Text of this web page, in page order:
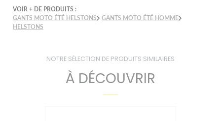
VOIR + DE PRODUITS :
GANTS MOTO ÉTÉ HELSTONS
GANTS MOTO ÉTÉ HOMME
HELSTONS
NOTRE SÉLECTION DE PRODUITS SIMILAIRES
À DÉCOUVRIR